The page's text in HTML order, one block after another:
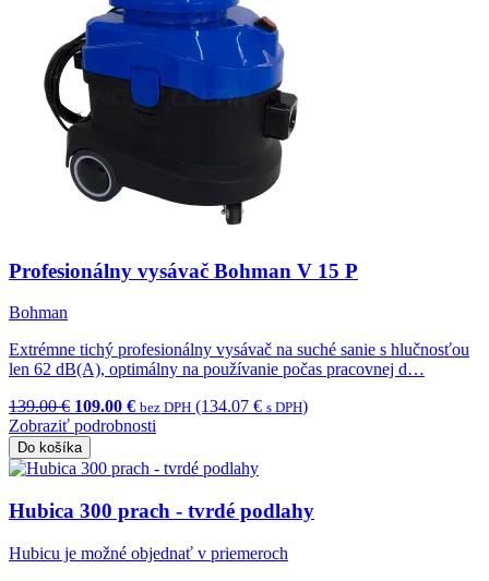
Profesionálny vysávač Bohman V 15 P
Bohman
Extrémne tichý profesionálny vysávač na suché sanie s hlučnosťou
len 62 dB(A), optimálny na používanie počas pracovnej d…
139.00 € 109.00 € bez DPH (134.07 € s DPH)
Zobraziť podrobnosti
Do košíka
Hubica 300 prach - tvrdé podlahy
Hubicu je možné objednať v priemeroch